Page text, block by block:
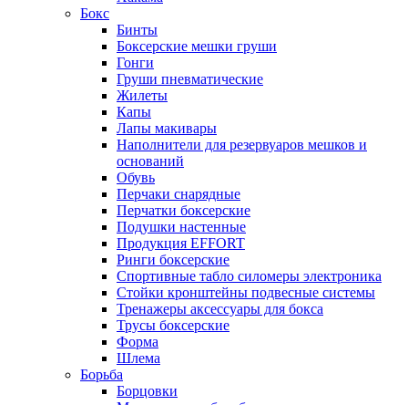
Бокс
Бинты
Боксерские мешки груши
Гонги
Груши пневматические
Жилеты
Капы
Лапы макивары
Наполнители для резервуаров мешков и
оснований
Обувь
Перчаки снарядные
Перчатки боксерские
Подушки настенные
Продукция EFFORT
Ринги боксерские
Спортивные табло силомеры электроника
Стойки кронштейны подвесные системы
Тренажеры аксессуары для бокса
Трусы боксерские
Форма
Шлема
Борьба
Борцовки